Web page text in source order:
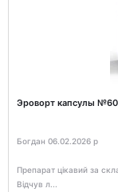
Эроворт капсулы №60
Богдан 06.02.2026 р
Препарат цікавий за
Відчув л